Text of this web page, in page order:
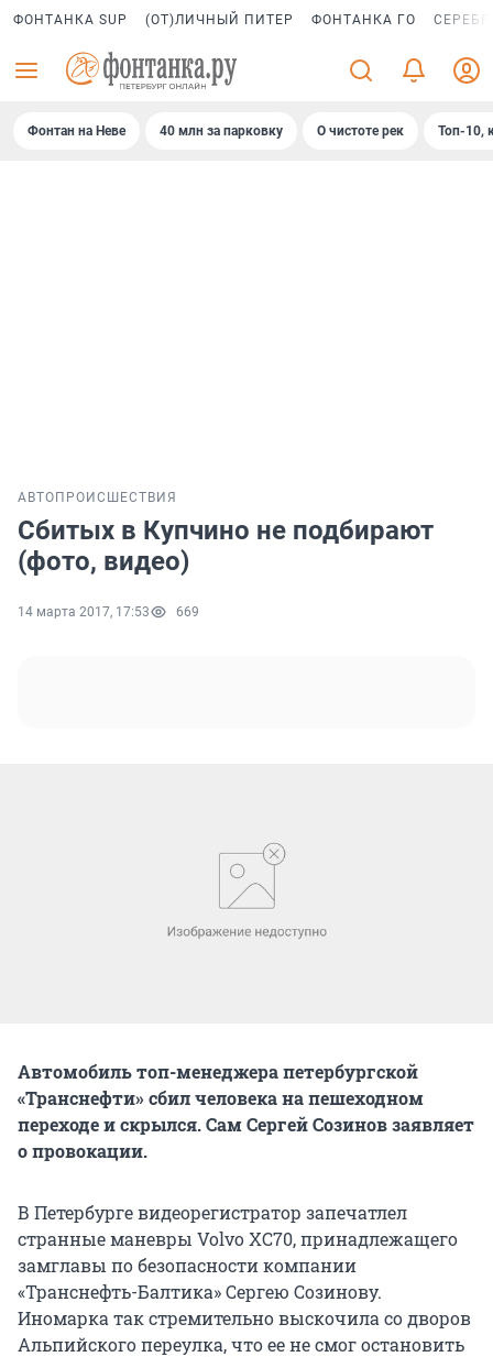
ФОНТАНКА SUP (ОТ)ЛИЧНЫЙ ПИТЕР ФОНТАНКА ГО
Фонтан на Неве 40 млн за парковку О чистоте рек Топ-10,
АВТО ПРОИСШЕСТВИЯ
Сбитых в Купчино не подбирают
(фото, видео)
14 марта 2017, 17:53 669
Автомобиль топ-менеджера петербургской
«Транснефти» сбил человека на пешеходном
переходе и скрылся. Сам Сергей Созинов заявляет
о провокации.
В Петербурге видеорегистратор запечатлел
странные маневры Volvo XC70, принадлежащего
замглавы по безопасности компании
«Транснефть-Балтика» Сергею Созинову.
Иномарка так стремительно выскочила со дворов
Альпийского переулка, что ее не смог остановить